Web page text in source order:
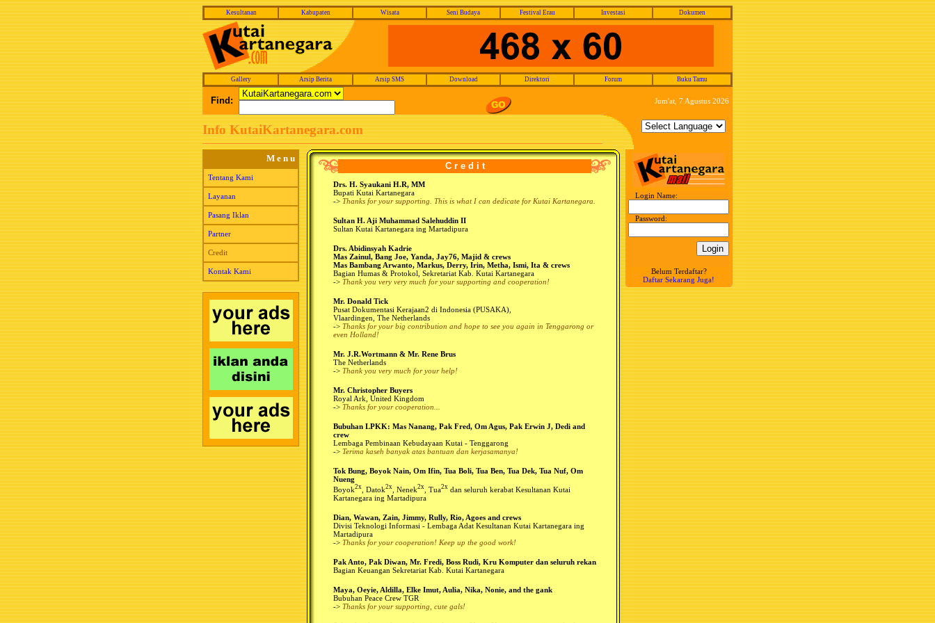
Kesultanan Kabupaten Wisata Seni Budaya Festival Erau Investasi Dokumen
Gallery Arsip Berita Arsip SMS Download Direktori Forum Buku Tamu
Find: Jum'at, 7 Agustus 2026
Info KutaiKartanegara.com
M e n u
Tentang Kami
Layanan
Pasang Iklan
Partner
Credit
Kontak Kami
C r e d i t
Drs. H. Syaukani H.R, MM
Bupati Kutai Kartanegara
-> Thanks for your supporting. This is what I can dedicate for Kutai Kartanegara.
Sultan H. Aji Muhammad Salehuddin II
Sultan Kutai Kartanegara ing Martadipura
Drs. Abidinsyah Kadrie
Mas Zainul, Bang Joe, Yanda, Jay76, Majid & crews
Mas Bambang Arwanto, Markus, Derry, Irin, Metha, Ismi, Ita & crews
Bagian Humas & Protokol, Sekretariat Kab. Kutai Kartanegara
-> Thank you very very much for your supporting and cooperation!
Mr. Donald Tick
Pusat Dokumentasi Kerajaan2 di Indonesia (PUSAKA),
Vlaardingen, The Netherlands
-> Thanks for your big contribution and hope to see you again in Tenggarong or
even Holland!
Mr. J.R.Wortmann & Mr. Rene Brus
The Netherlands
-> Thank you very much for your help!
Mr. Christopher Buyers
Royal Ark, United Kingdom
-> Thanks for your cooperation...
Bubuhan LPKK: Mas Nanang, Pak Fred, Om Agus, Pak Erwin J, Dedi and
crew
Lembaga Pembinaan Kebudayaan Kutai - Tenggarong
-> Terima kaseh banyak atas bantuan dan kerjasamanya!
Tok Bung, Boyok Nain, Om Ifin, Tua Boli, Tua Ben, Tua Dek, Tua Nuf, Om
Nueng
Boyok2x , Datok2x , Nenek2x , Tua2x dan seluruh kerabat Kesultanan Kutai
Kartanegara ing Martadipura
Dian, Wawan, Zain, Jimmy, Rully, Rio, Agoes and crews
Divisi Teknologi Informasi - Lembaga Adat Kesultanan Kutai Kartanegara ing
Martadipura
-> Thanks for your cooperation! Keep up the good work!
Pak Anto, Pak Diwan, Mr. Fredi, Boss Rudi, Kru Komputer dan seluruh rekan
Bagian Keuangan Sekretariat Kab. Kutai Kartanegara
Maya, Oeyie, Aldilla, Elke Imut, Aulia, Nika, Nonie, and the gank
Bubuhan Peace Crew TGR
-> Thanks for your supporting, cute gals!
Login Name:
Password:
Belum Terdaftar?
Daftar Sekarang Juga!